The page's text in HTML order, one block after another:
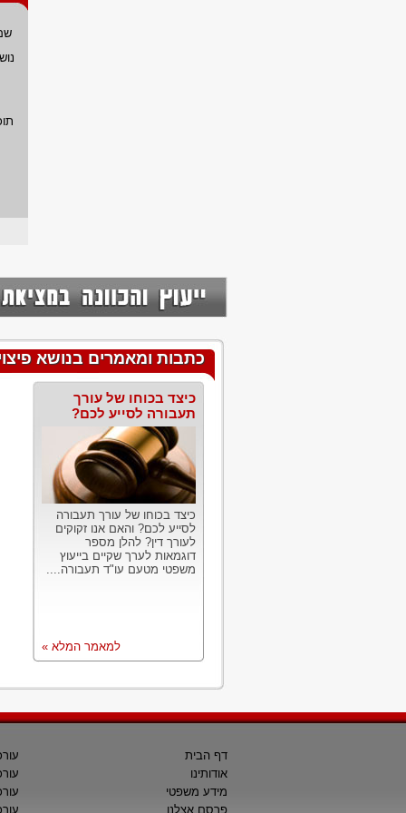
כתבות ומאמרים בנושא
כיצד בכוחו של עורך
תעבורה לסייע לכם?
כיצד בכוחו של עורך תעבורה
לסייע לכם? והאם אנו זקוקים
לעורך דין? להלן מספר
דוגמאות לערך שקיים בייעוץ
משפטי מטעם עו"ד תעבורה....
למאמר המלא »
דף הבית
אודותינו
מידע משפטי
פרסם אצלנו